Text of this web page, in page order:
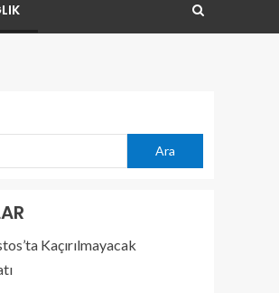
Ara
Kaçırılmayacak